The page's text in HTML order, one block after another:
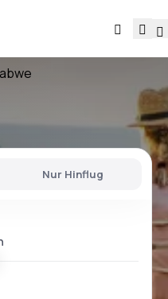
Nur Hinflug